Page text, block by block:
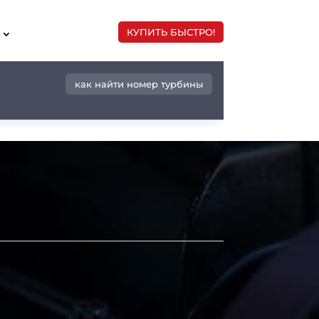
КУПИТЬ БЫСТРО!
как найти номер турбины